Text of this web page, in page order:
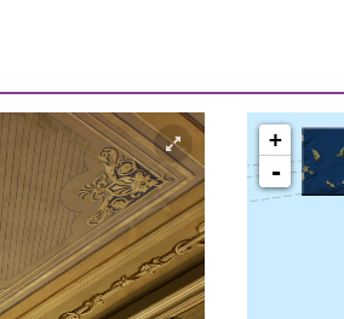
+
-